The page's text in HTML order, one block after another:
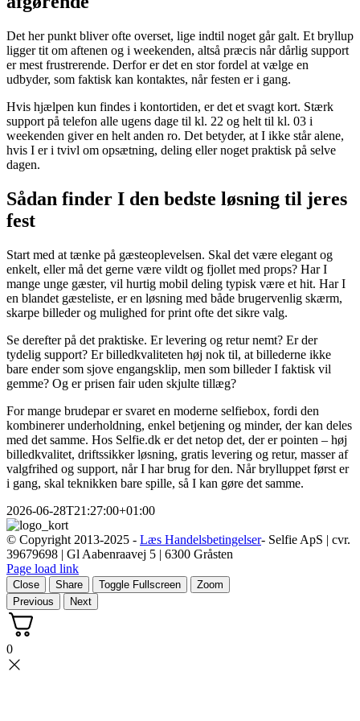
Det her punkt bliver ofte overset, lige indtil noget går galt. Et bryllup
ligger tit om aftenen og i weekenden, altså præcis når dårlig support
er mest frustrerende. Derfor er det en stor fordel at vælge en
udbyder, som faktisk kan kontaktes, når festen er i gang.
Hvis hjælpen kun findes i kontortiden, er det et svagt kort. Stærk
support på telefon alle ugens dage til kl. 22 og helt til kl. 03 i
weekenden giver en helt anden ro. Det betyder, at I ikke står alene,
hvis I er i tvivl om opsætning, deling eller noget praktisk på selve
dagen.
Sådan finder I den bedste løsning til jeres
fest
Start med at tænke på gæsteoplevelsen. Skal det være elegant og
enkelt, eller må det gerne være vildt og fjollet med props? Har I
mange unge gæster, vil hurtig mobil deling typisk være et hit. Har I
en blandet gæsteliste, er en løsning med både brugervenlig skærm,
skarpe billeder og mulighed for print ofte det sikre valg.
Se derefter på det praktiske. Er levering og retur nemt? Er der
tydelig support? Er billedkvaliteten høj nok til, at billederne ikke
bare ender som sjove engangsklip, men som billeder I faktisk vil
gemme? Og er prisen fair uden skjulte tillæg?
For mange brudepar er svaret en moderne selfiebox, fordi den
kombinerer underholdning, enkel betjening og minder, der kan deles
med det samme. Hos Selfie.dk er det netop det, der er pointen – høj
billedkvalitet, driftssikker løsning, gratis levering og retur, masser af
valgfrihed og support, når I har brug for den. Når brylluppet først er
i gang, skal teknikken bare spille, så I kan gøre det samme.
2026-06-28T21:27:00+01:00
© Copyright 2013-2025 - Læs Handelsbetingelser- Selfie ApS | cvr.
39679698 | Gl Aabenraavej 5 | 6300 Gråsten
Page load link
Close Share Toggle Fullscreen
Zoom
Previous
Next
0